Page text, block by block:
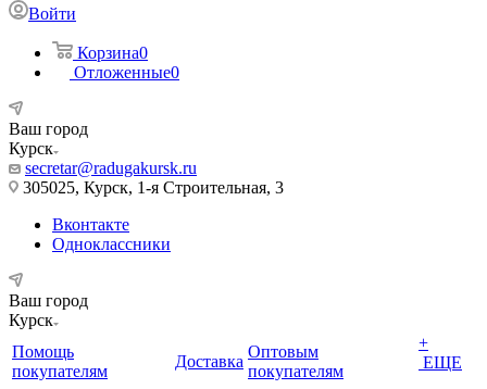
Войти
Корзина0
Отложенные0
Ваш город
Курск
secretar@radugakursk.ru
305025, Курск, 1-я Строительная, 3
Вконтакте
Одноклассники
Ваш город
Курск
Помощь
покупателям
Доставка
Оптовым
покупателям
+
ЕЩЕ